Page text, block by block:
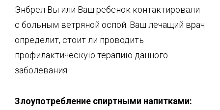
Энбрел Вы или Ваш ребенок контактировали
с больным ветряной оспой. Ваш лечащий врач
определит, стоит ли проводить
профилактическую терапию данного
заболевания.
Злоупотребление спиртными напитками: